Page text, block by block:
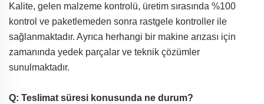
Kalite, gelen malzeme kontrolü, üretim sırasında %100
kontrol ve paketlemeden sonra rastgele kontroller ile
sağlanmaktadır. Ayrıca herhangi bir makine arızası için
zamanında yedek parçalar ve teknik çözümler
sunulmaktadır.
Q: Teslimat süresi konusunda ne durum?